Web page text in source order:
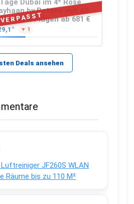
VERPASST
by Rotana mit All
& Flügen ab 681 €
▼ 1
Deals ansehen
JF260S WLAN
Räume bis zu 110 M²